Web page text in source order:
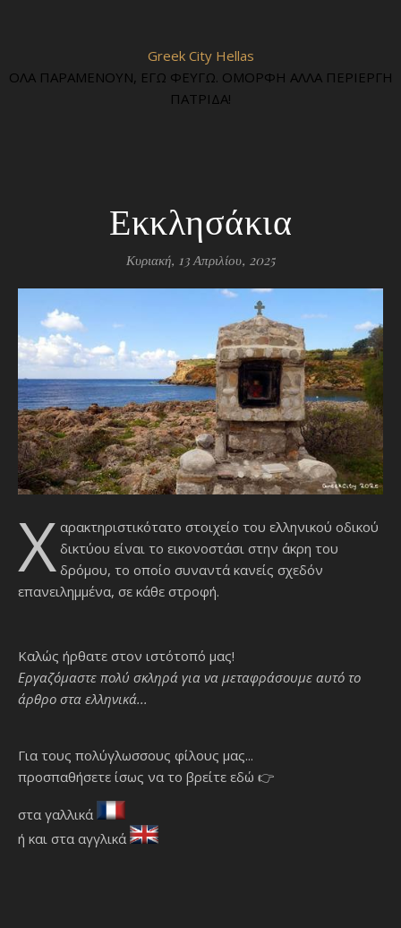
Greek City Hellas
ΟΛΑ ΠΑΡΑΜΕΝΟΥΝ, ΕΓΩ ΦΕΥΓΩ. ΟΜΟΡΦΗ ΑΛΛΑ ΠΕΡΙΕΡΓΗ
ΠΑΤΡΙΔΑ!
Εκκλησάκια
Κυριακή, 13 Απριλίου, 2025
Χ αρακτηριστικότατο στοιχείο του ελληνικού οδικού
δικτύου είναι το εικονοστάσι στην άκρη του
δρόμου, το οποίο συναντά κανείς σχεδόν
επανειλημμένα, σε κάθε στροφή.
Καλώς ήρθατε στον ιστότοπό μας!
Εργαζόμαστε πολύ σκληρά για να μεταφράσουμε αυτό το
άρθρο στα ελληνικά...
Για τους πολύγλωσσους φίλους μας...
προσπαθήσετε ίσως να το βρείτε εδώ 👉
στα γαλλικά
ή και στα αγγλικά